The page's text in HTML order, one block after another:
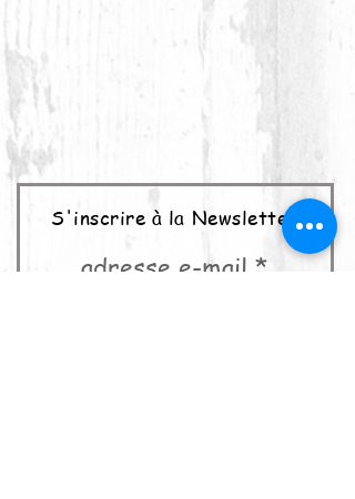
S'inscrire à la Newsletter
adresse e-mail